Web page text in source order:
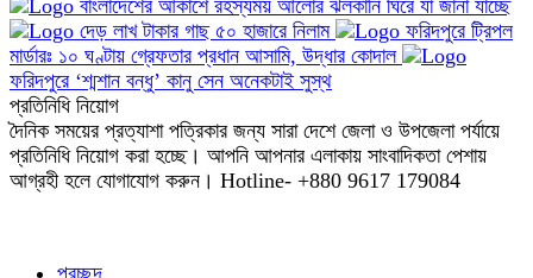
বাংলাদেশের আকাশে রহস্যময় আলোর ঝলকানি ঘিরে যা জানা যাচ্ছে
দেড় লাখ টাকার গাছ ৫০ হাজারে নিলাম
ফরিদপুরে ট্রিপল
মার্ডারঃ ১০ ঘণ্টায় গ্রেফতার প্রধান আসামি, উদ্ধার কোদাল
ফরিদপুরে ‘শ্মশান বন্ধু’ কানু সেন অনেকটাই সুস্থ
প্রতিনিধি নিয়োগ
দৈনিক সময়ের প্রত্যাশা পত্রিকার জন্য সারা দেশে জেলা ও উপজেলা পর্যায়ে
প্রতিনিধি নিয়োগ করা হচ্ছে। আপনি আপনার এলাকায় সাংবাদিকতা পেশায়
আগ্রহী হলে যোগাযোগ করুন। Hotline- +880 9617 179084
প্রচ্ছদ